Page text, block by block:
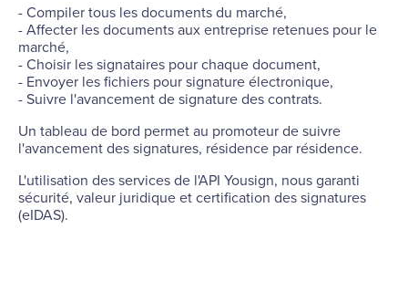
- Compiler tous les documents du marché,
- Affecter les documents aux entreprise retenues pour le
marché,
- Choisir les signataires pour chaque document,
- Envoyer les fichiers pour signature électronique,
- Suivre l'avancement de signature des contrats.
Un tableau de bord permet au promoteur de suivre
l'avancement des signatures, résidence par résidence.
L'utilisation des services de l'API Yousign, nous garanti
sécurité, valeur juridique et certification des signatures
(eIDAS).